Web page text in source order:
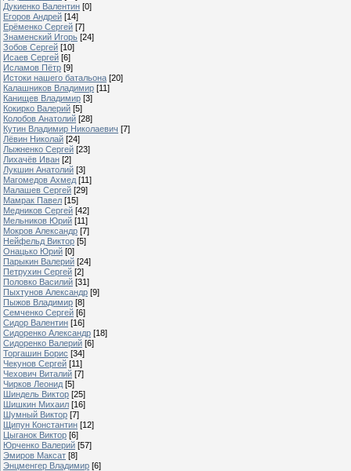
Дукиенко Валентин [0]
Егоров Андрей [14]
Ерёменко Сергей [7]
Знаменский Игорь [24]
Зобов Сергей [10]
Исаев Сергей [6]
Исламов Пётр [9]
Истоки нашего батальона [20]
Калашников Владимир [11]
Канищев Владимир [3]
Кокирко Валерий [5]
Колобов Анатолий [28]
Кутин Владимир Николаевич [7]
Лёвин Николай [24]
Лыжненко Сергей [23]
Лихачёв Иван [2]
Лукшин Анатолий [3]
Магомедов Ахмед [11]
Малашев Сергей [29]
Мамрак Павел [15]
Медников Сергей [42]
Мельников Юрий [11]
Мокров Александр [7]
Нейфельд Виктор [5]
Онацько Юрий [0]
Парыкин Валерий [24]
Петрухин Сергей [2]
Половко Василий [31]
Пыхтунов Александр [9]
Пыжов Владимир [8]
Семченко Сергей [6]
Сидор Валентин [16]
Сидоренко Александр [18]
Сидоренко Валерий [6]
Торгашин Борис [34]
Чекунов Сергей [11]
Чехович Виталий [7]
Чирков Леонид [5]
Шиндель Виктор [25]
Шишкин Михаил [16]
Шумный Виктор [7]
Щипун Константин [12]
Цыганок Виктор [6]
Юрченко Валерий [57]
Эмиров Максат [8]
Энцменгер Владимир [6]